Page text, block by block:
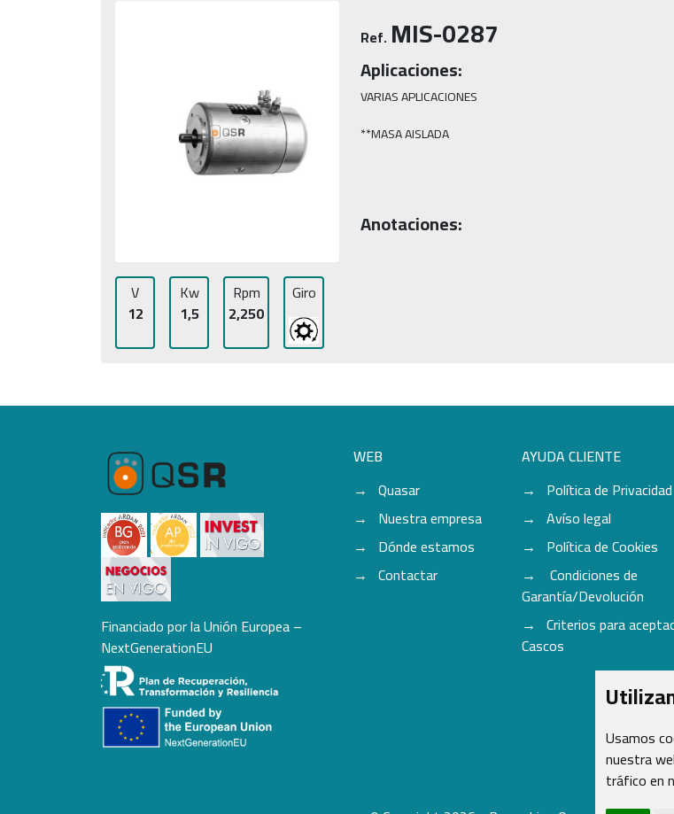
Usamos
nuestra
tráfico en
V
12
Kw
1,5
Rpm
2,250
Giro
Ref. MIS-0287
Aplicaciones:
VARIAS APLICACIONES
**MASA AISLADA
Anotaciones:
Financiado por la Unión Europea –
NextGenerationEU
WEB
Quasar
Nuestra empresa
Dónde estamos
Contactar
AYUDA CLIENTE
Política de Privacidad
Avíso legal
Política de Cookies
Condiciones de
Garantía/Devolución
Criterios para
Cascos